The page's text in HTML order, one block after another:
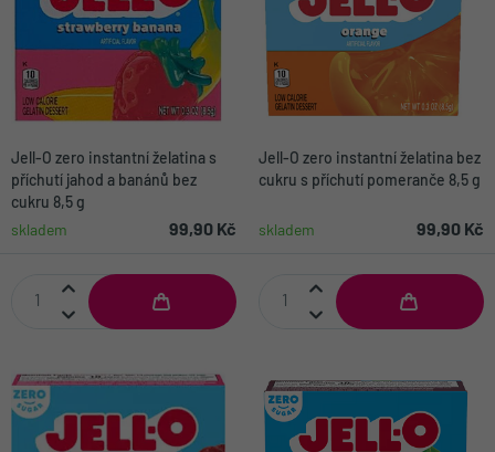
Jell-O zero instantní želatina s
příchutí jahod a banánů bez
cukru 8,5 g
skladem
99,90 Kč
Jell-O zero instantní želatina bez
cukru s příchutí pomeranče 8,5 g
skladem 99,90 Kč